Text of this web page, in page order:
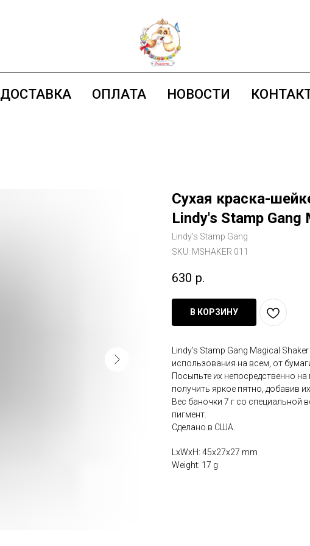
ДОСТАВКА ОПЛАТА НОВОСТИ
Сухая краска-
Lindy's Stamp Gang
Lindy's Stamp Gang
SKU: MSHAKER 011
630 р.
В КОРЗИНУ
Lindy's Stamp Gang Magical
использования на всем, от
Посыпьте их непосредственно
получить яркое пятно, добавив
Вес баночки 7 г со
пигмент.
Сделано в США.
LxWxH: 45x27x27 mm
Weight: 17 g